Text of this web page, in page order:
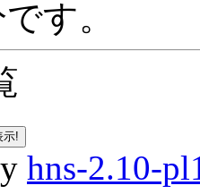
す。
hns-2.10-